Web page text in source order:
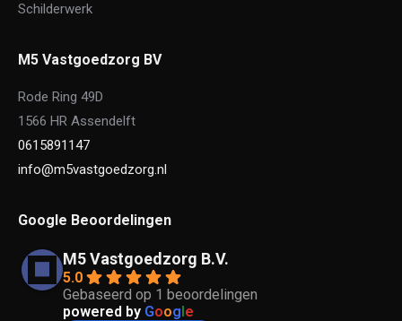
Schilderwerk
M5 Vastgoedzorg BV
Rode Ring 49D
1566 HR Assendelft
0615891147
info@m5vastgoedzorg.nl
Google Beoordelingen
M5 Vastgoedzorg B.V.
5.0
Gebaseerd op 1 beoordelingen
powered by Google